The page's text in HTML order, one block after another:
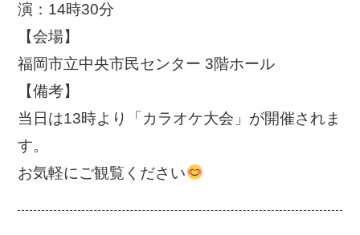
演：14時30分
【会場】
福岡市立中央市民センター 3階ホール
【備考】
当日は13時より「カラオケ大会」が開催されま
す。
お気軽にご観覧ください